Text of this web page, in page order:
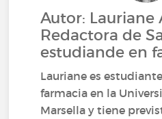
Autor: Lauriane
Redactora de
estudiande en
Lauriane es
farmacia en la
Marsella y tiene